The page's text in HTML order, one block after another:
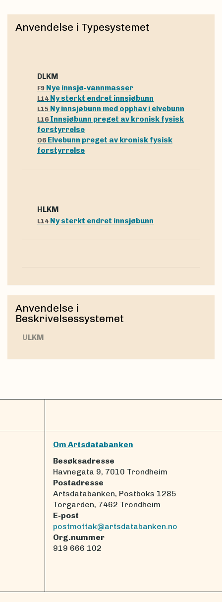
Anvendelse i Typesystemet
dLKM
F9 Nye innsjø-vannmasser
L14 Ny sterkt endret innsjøbunn
L15 Ny innsjøbunn med opphav i elvebunn
L16 Innsjøbunn preget av kronisk fysisk
forstyrrelse
O6 Elvebunn preget av kronisk fysisk
forstyrrelse
hLKM
L14 Ny sterkt endret innsjøbunn
Anvendelse i
Beskrivelsessystemet
uLKM
Om Artsdatabanken
Besøksadresse
Havnegata 9, 7010 Trondheim
Postadresse
Artsdatabanken, Postboks 1285
Torgarden, 7462 Trondheim
E-post
postmottak@artsdatabanken.no
Org.nummer
919 666 102